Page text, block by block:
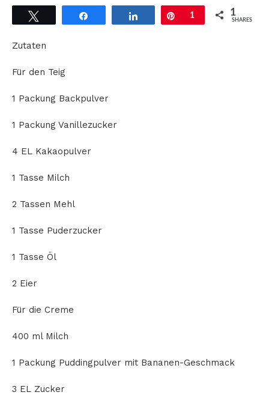
Pin
1 1
SHARES
Zutaten
Für den Teig
1 Packung Backpulver
1 Packung Vanillezucker
4 EL Kakaopulver
1 Tasse Milch
2 Tassen Mehl
1 Tasse Puderzucker
1 Tasse Öl
2 Eier
Für die Creme
400 ml Milch
1 Packung Puddingpulver mit Bananen-Geschmack
3 EL Zucker